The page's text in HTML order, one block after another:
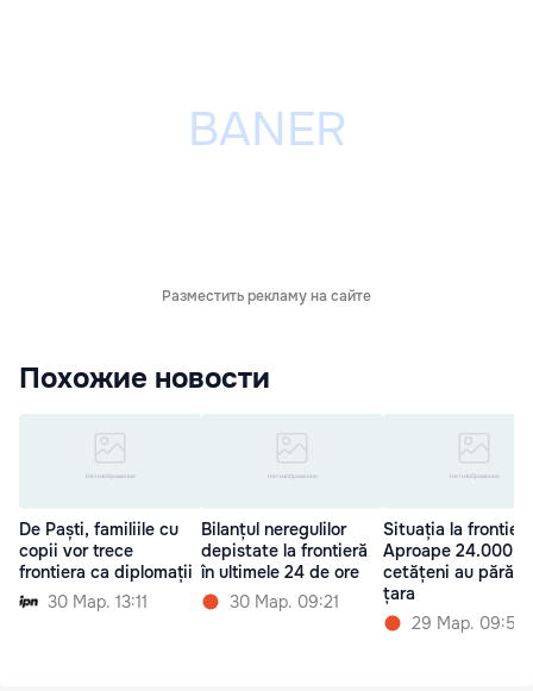
Разместить рекламу на сайте
Похожие новости
De Paști, familiile cu
copii vor trece
frontiera ca diplomații
30 Мар. 13:11
Bilanțul neregulilor
depistate la frontieră
în ultimele 24 de ore
30 Мар. 09:21
Situația la
Aproape 24.000
cetățeni au părăsit
țara
29 Мар. 09:50